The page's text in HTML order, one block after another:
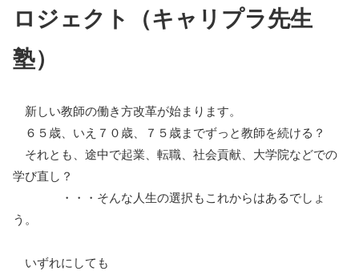
ロジェクト（キャリプラ先生
塾）
新しい教師の働き方改革が始まります。
６５歳、いえ７０歳、７５歳までずっと教師を続ける？
それとも、途中で起業、転職、社会貢献、大学院などでの
学び直し？
・・・そんな人生の選択もこれからはあるでしょ
う。
いずれにしても